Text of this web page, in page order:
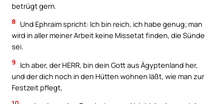
betrügt gern.
8
Und Ephraim spricht: Ich bin reich, ich habe genug; man
wird in aller meiner Arbeit keine Missetat finden, die Sünde
sei.
9
Ich aber, der HERR, bin dein Gott aus Ägyptenland her,
und der dich noch in den Hütten wohnen läßt, wie man zur
Festzeit pflegt,